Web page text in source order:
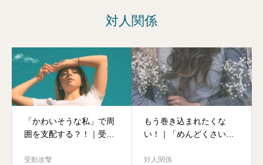
対人関係
「かわいそうな私」で周
囲を支配する？！｜受動
対処法
受動攻撃
もう巻き込まれたくな
い！｜「めんどくさい
対人関係